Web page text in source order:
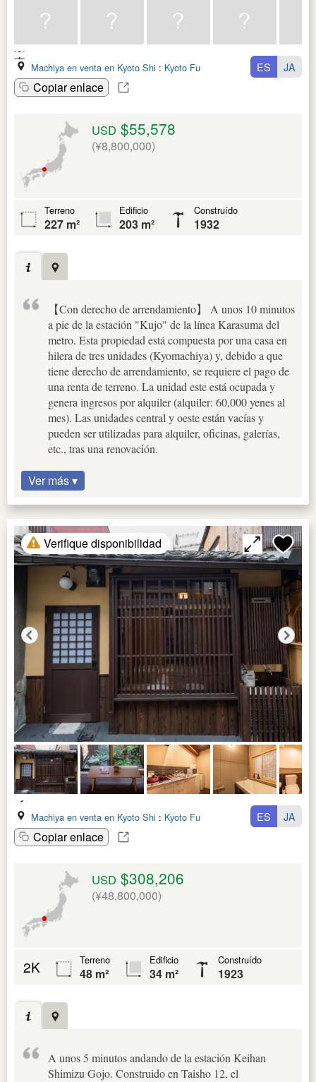
Machiya en venta en Kyoto Shi : Kyoto Fu
Copiar enlace
ES JA
USD $55,578
(¥8,800,000)
Terreno
227 m²
Edificio
203 m²
Construído
1932
【Con derecho de arrendamiento】 A unos 10 minutos
a pie de la estación "Kujo" de la línea Karasuma del
metro. Esta propiedad está compuesta por una casa en
hilera de tres unidades (Kyomachiya) y, debido a que
tiene derecho de arrendamiento, se requiere el pago de
una renta de terreno. La unidad este está ocupada y
genera ingresos por alquiler (alquiler: 60,000 yenes al
mes). Las unidades central y oeste están vacías y
pueden ser utilizadas para alquiler, oficinas, galerías,
etc., tras una renovación.
Ver más ▾
Verifique disponibilidad
Machiya en venta en Kyoto Shi : Kyoto Fu
Copiar enlace
ES JA
USD $308,206
(¥48,800,000)
2K Terreno
48 m²
Edificio
34 m²
Construído
1923
A unos 5 minutos andando de la estación Keihan
Shimizu Gojo. Construido en Taisho 12, el